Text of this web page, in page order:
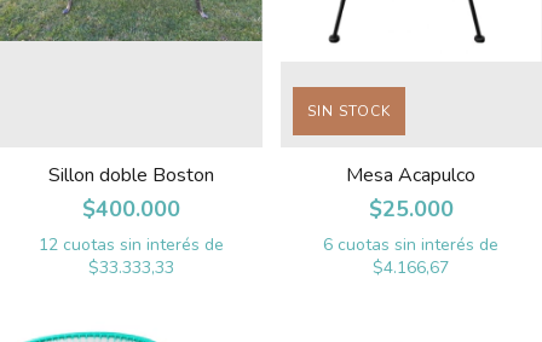
Sillon doble Boston
$400.000
12 cuotas sin interés de
$33.333,33
SIN STOCK
Mesa Acapulco
$25.000
6 cuotas sin interés de
$4.166,67